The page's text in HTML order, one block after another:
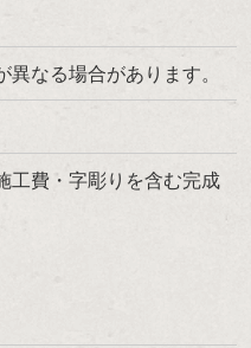
なる場合があります。
工費・字彫りを含む完成